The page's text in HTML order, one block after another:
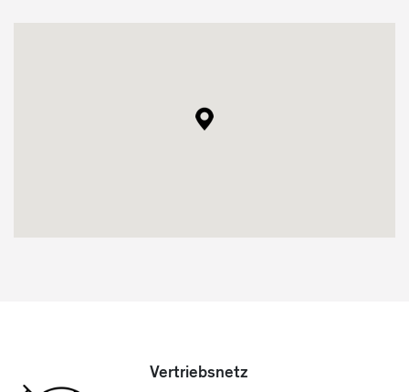
Vertriebsnetz